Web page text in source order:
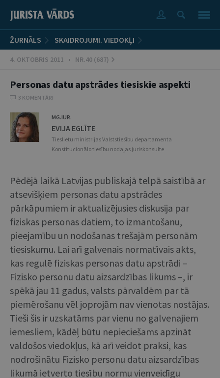
ŽURNĀLS SKAIDROJUMI. VIEDOKĻI
4. OKTOBRIS 2011 • NR.40 (687)
Personas datu apstrādes tiesiskie aspekti
3 KOMENTĀRI
MG.IUR.
EVIJA EGLĪTE
Tieslietu ministrijas Valststiesību departamenta
Konstitucionālo tiesību nodaļas juriskonsulte
Pēdējā laikā Latvijas publiskajā telpā saistībā ar
atsevišķiem personas datu apstrādes
pārkāpumiem ir aktualizējusies diskusija par
fiziskas personas datiem, to izmantošanu,
pieejamību un nodošanas trešajām personām
tiesiskumu. Lai arī galvenais normatīvais akts,
kas regulē fiziskas personas datu apstrādi –
Fizisko personu datu aizsardzības likums –, ir
spēkā jau 11 gadus, valsts pārvaldēm par tā
piemērošanu vēl joprojām nav vienotas nostājas.
Tieši šis ir uzskatāms par vienu no galvenajiem
iemesliem, kādēļ būtu nepieciešams apzināt
valdošos viedokļus, kā arī veidot praksi, kas
nodrošinātu Fizisko personu datu aizsardzības
likumā ietverto tiesību normu vienveidīgu